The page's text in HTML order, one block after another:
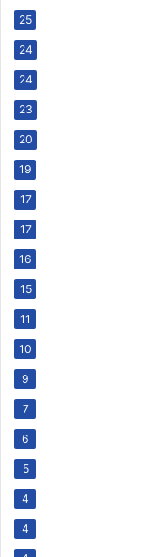
25
24
24
23
20
19
17
17
16
15
11
10
9
7
6
5
4
4